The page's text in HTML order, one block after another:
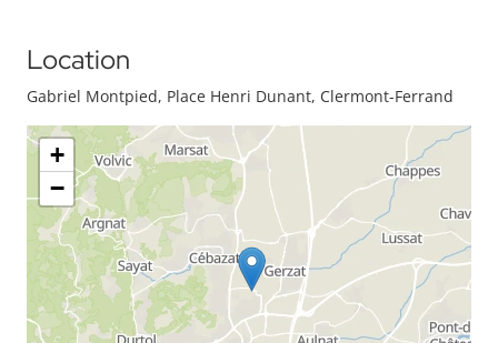
Location
Gabriel Montpied, Place Henri Dunant, Clermont-Ferrand
+
−